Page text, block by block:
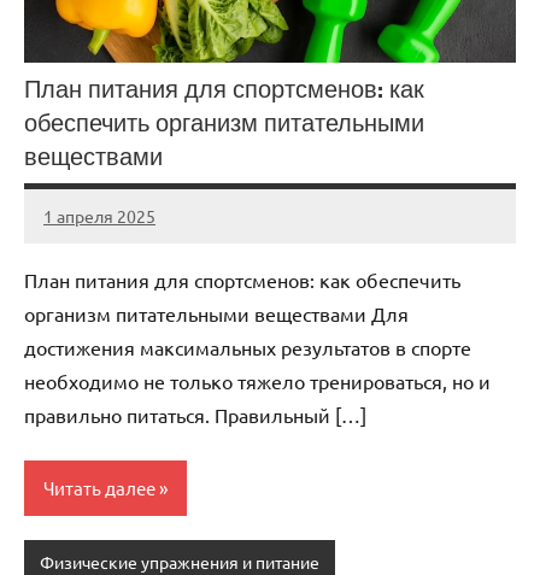
План питания для спортсменов: как
обеспечить организм питательными
веществами
1 апреля 2025
biewerplanet
Нет
План питания для спортсменов: как обеспечить
организм питательными веществами Для
достижения максимальных результатов в спорте
необходимо не только тяжело тренироваться, но и
правильно питаться. Правильный […]
Читать далее
Физические упражнения и питание